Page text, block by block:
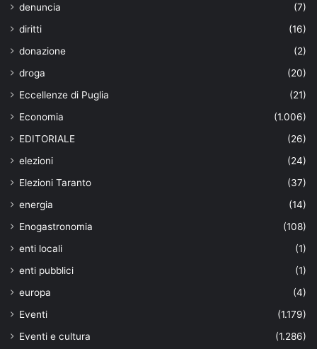
denuncia
(7)
diritti
(16)
donazione
(2)
droga
(20)
Eccellenze di Puglia
(21)
Economia
(1.006)
EDITORIALE
(26)
elezioni
(24)
Elezioni Taranto
(37)
energia
(14)
Enogastronomia
(108)
enti locali
(1)
enti pubblici
(1)
europa
(4)
Eventi
(1.179)
Eventi e cultura
(1.286)